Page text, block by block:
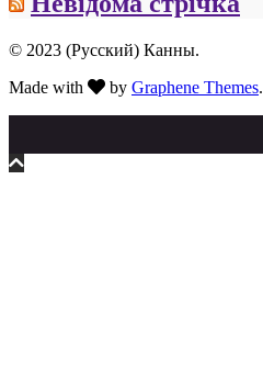
© 2023 (Русский) Канны.
Made with
by Graphene Themes.